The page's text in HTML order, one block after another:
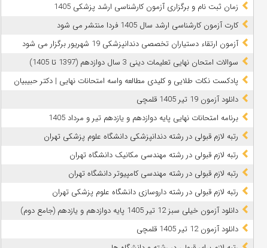
زمان ثبت نام و برگزاری آزمون کارشناسی ارشد پزشکی 1405
کارت آزمون کارشناسی ارشد سال 1405 فردا منتشر می شود
آزمون ارتقاء دستیاران تخصصی دندانپزشکی 19 شهریور برگزار می شود
سوالات امتحان نهایی تعلیمات دینی 3 سال دوازدهم (1397 تا 1405)
پادکست نکات طلایی و کلیدی مطالعه واسه امتحانات نهایی | دکتر حبیبیان
دانلود آزمون 19 تیر 1405 قلمچی
برنامه امتحانات نهایی پایه دوازدهم و یازدهم تیر و مرداد 1405
رتبه لازم قبولی در رشته دندانپزشکی دانشگاه علوم پزشکی تهران
رتبه لازم قبولی در رشته مهندسی مکانیک دانشگاه تهران
رتبه لازم قبولی در رشته مهندسی کامپیوتر دانشگاه تهران
رتبه لازم قبولی در رشته داروسازی دانشگاه علوم پزشکی تهران
دانلود آزمون خیلی سبز 12 تیر 1405 پایه دوازدهم و یازدهم (جامع دوم)
دانلود آزمون 12 تیر 1405 قلمچی